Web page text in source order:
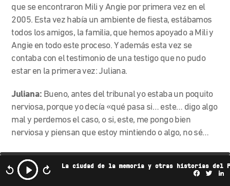
La ciudad de la memoria y otras historias del
que se encontraron Mili y Angie por primera vez en el
2005. Esta vez había un ambiente de fiesta, estábamos
todos los amigos, la familia, que hemos apoyado a Mili y
Angie en todo este proceso. Y además esta vez se
contaba con el testimonio de una testigo que no pudo
estar en la primera vez: Juliana.
Juliana: Bueno, antes del tribunal yo estaba un poquito
nerviosa, porque yo decía «qué pasa si… este… digo algo
mal y perdemos el caso, o si, este, me pongo bien
nerviosa y piensan que estoy mintiendo o algo, no sé…
Teresa:Cuando fue su turno de testificar, la jueza le
empezó a hacer preguntas…